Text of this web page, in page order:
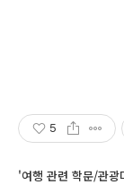
5
'여행 관련 학문/관광